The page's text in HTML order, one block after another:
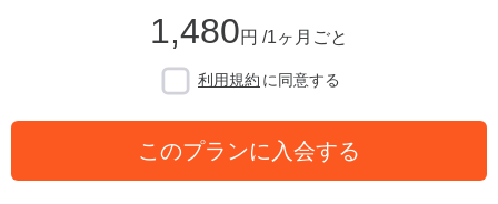
1,480円 /1ヶ月ごと
利用規約 に同意する
このプランに入会する